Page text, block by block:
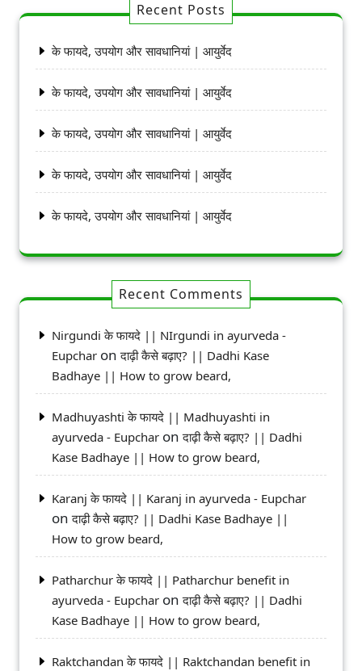
Recent Posts
के फायदे, उपयोग और सावधानियां | आयुर्वेद
के फायदे, उपयोग और सावधानियां | आयुर्वेद
के फायदे, उपयोग और सावधानियां | आयुर्वेद
के फायदे, उपयोग और सावधानियां | आयुर्वेद
के फायदे, उपयोग और सावधानियां | आयुर्वेद
Recent Comments
Nirgundi के फायदे || NIrgundi in ayurveda -
Eupchar onदाढ़ी कैसे बढ़ाए? || Dadhi Kase
Badhaye || How to grow beard,
Madhuyashti के फायदे || Madhuyashti in
ayurveda - Eupchar onदाढ़ी कैसे बढ़ाए? || Dadhi
Kase Badhaye || How to grow beard,
Karanj के फायदे || Karanj in ayurveda - Eupchar
onदाढ़ी कैसे बढ़ाए? || Dadhi Kase Badhaye ||
How to grow beard,
Patharchur के फायदे || Patharchur benefit in
ayurveda - Eupchar onदाढ़ी कैसे बढ़ाए? || Dadhi
Kase Badhaye || How to grow beard,
Raktchandan के फायदे || Raktchandan benefit in